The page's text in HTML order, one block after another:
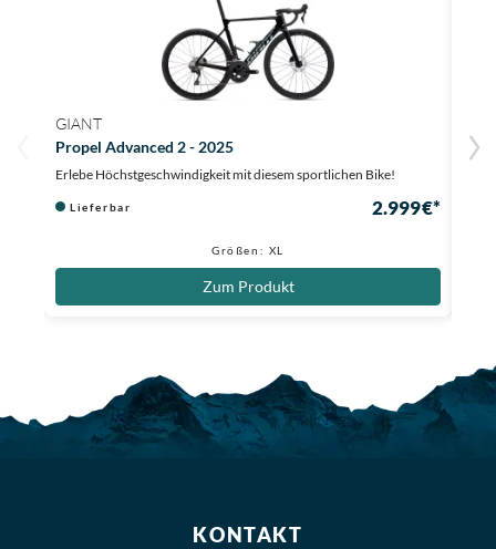
GIANT
Propel Advanced 2 - 2025
Erlebe Höchstgeschwindigkeit mit diesem sportlichen Bike!
Lieferbar 2.999 €*
Größen: XL
Zum Produkt
KONTAKT